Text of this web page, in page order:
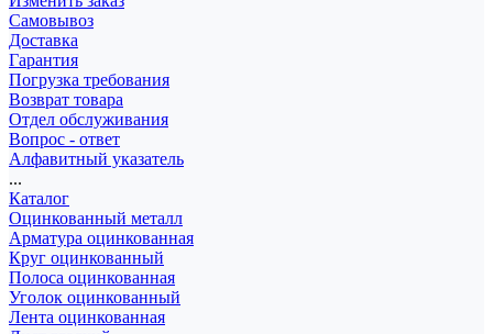
Самовывоз
Доставка
Гарантия
Погрузка требования
Возврат товара
Отдел обслуживания
Вопрос - ответ
Алфавитный указатель
...
Каталог
Оцинкованный металл
Арматура оцинкованная
Круг оцинкованный
Полоса оцинкованная
Уголок оцинкованный
Лента оцинкованная